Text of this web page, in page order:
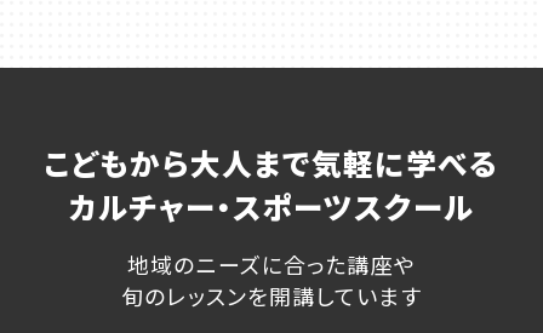
こどもから大人まで気軽に学べる
カルチャー・スポーツスクール
地域のニーズに合った講座や
旬のレッスンを開講しています